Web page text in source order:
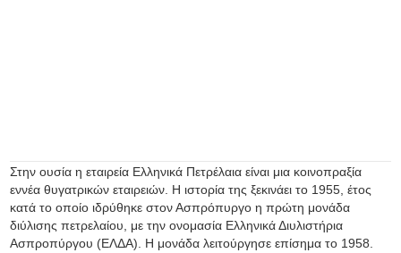
Στην ουσία η εταιρεία Ελληνικά Πετρέλαια είναι μια κοινοπραξία
εννέα θυγατρικών εταιρειών. Η ιστορία της ξεκινάει το 1955, έτος
κατά το οποίο ιδρύθηκε στον Ασπρόπυργο η πρώτη μονάδα
διύλισης πετρελαίου, με την ονομασία Ελληνικά Διυλιστήρια
Ασπροπύργου (ΕΛΔΑ). Η μονάδα λειτούργησε επίσημα το 1958.